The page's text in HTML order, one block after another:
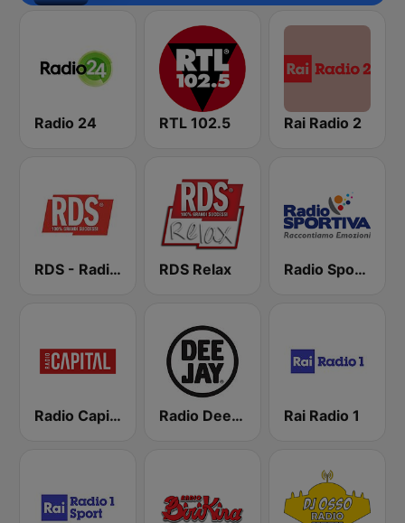
Radio 24 RTL 102.5 Rai Radio 2
RDS - Radio Dimensione Suono RDS Relax Radio Sportiva
Radio Capital Radio Deejay Rai Radio 1